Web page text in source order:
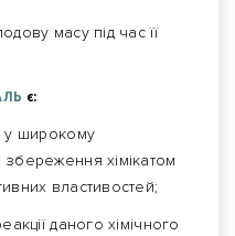
масу під час її
є:
у широкому
хімікатом
властивостей;
даного хімічного